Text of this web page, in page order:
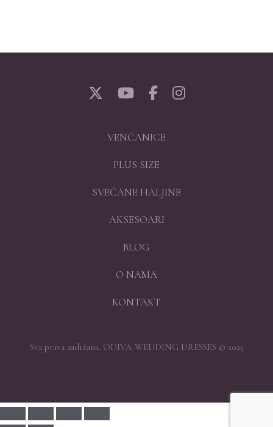
VENČANICE
PLUS SIZE
SVEČANE HALJINE
AKSESOARI
BLOG
O NAMA
KONTAKT
Sva prava zadržana. ODIVA WEDDING DRESSES © 2025